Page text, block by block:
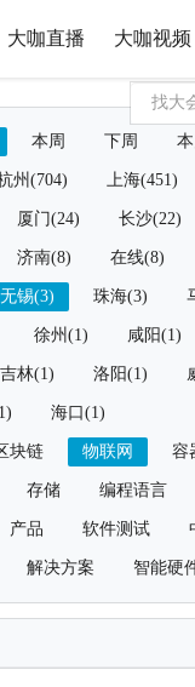
大咖直播 大咖视频
本周 下周
州(704) 上海(451)
厦门(24) 长沙(22)
济南(8) 在线(8)
无锡(3) 珠海(3)
徐州(1) 咸阳(1)
吉林(1) 洛阳(1)
海口(1)
块链 物联网 容
存储 编程语言
产品 软件测试
解决方案 智能硬